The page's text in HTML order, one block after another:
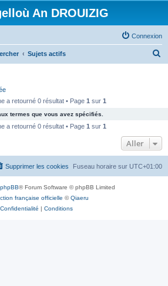
An DROUIZIG
Connexion
Sujets actifs
c
e
a retourné 0 résultat • Page 1 sur 1
termes que vous avez spécifiés.
a retourné 0 résultat • Page 1 sur 1
Aller
Fuseau horaire sur UTC+01:00
Supprimer les cookies
phpBB® Forum Software © phpBB Limited
française officielle ©Qiaeru
Confidentialité | Conditions